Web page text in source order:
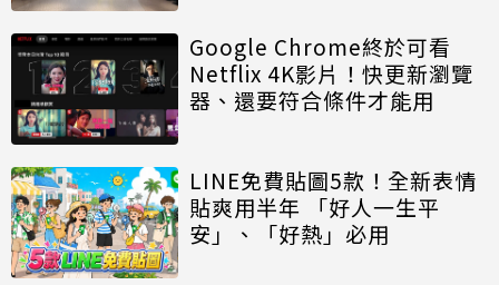
Google Chrome終於可看
Netflix 4K影片！快更新瀏覽
器、還要符合條件才能用
LINE免費貼圖5款！全新表情
貼爽用半年 「好人一生平
安」、「好熱」必用